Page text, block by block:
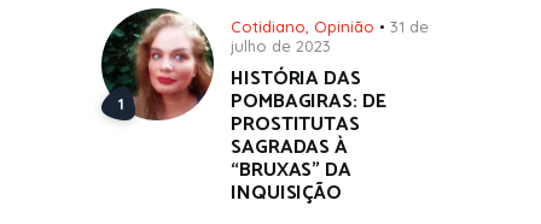
Cotidiano Opinião
31 de
julho de 2023
HISTÓRIA DAS
POMBAGIRAS: DE
PROSTITUTAS
SAGRADAS À
“BRUXAS” DA
INQUISIÇÃO